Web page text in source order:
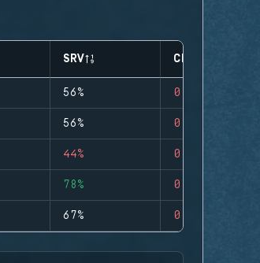
SRV CLUTCHES
56% 0
56% 0
44% 0
78% 0
67% 0